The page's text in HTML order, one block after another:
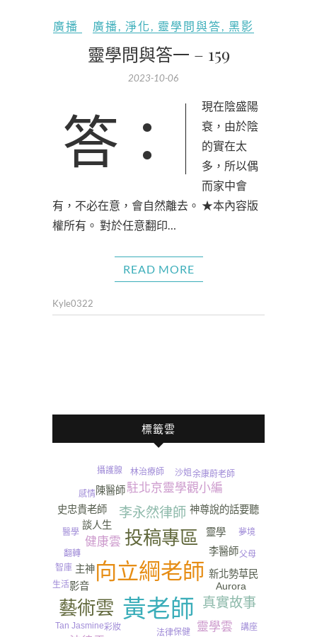
廣播 廣播, 淨化 , 靈學問與答, 黑影
靈學問與答一 – 159
2023-10-06
答：現在陰盛陽
衰，由於陰
的實在太
多，所以偶
而家中會
有，不必在意，會自然離去。 ★本內容版
權所有。 對於任意翻印…
READ MORE
Kyle0322
標籤雲
黃老師
向立綱老師
投稿專區
藝術雲
李永然律師
真實故事
健康雲
駐北京靈學觀小編
靈學雲
李醫師
新北勢草民
神尊說的話要聽
靈學
主神
影音
談人生
史忠貴老師
Aurora
陳醫師
林治療師
Tan Jasmine
保健
翻轉
沙姐 余康蔚老師
醫學
講座
生活
法律
夢境
父母
彩妝
攝護腺
智庫
感情